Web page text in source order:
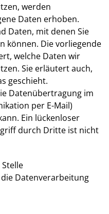
werden
Daten erhoben.
Daten, mit denen Sie
können. Die vorliegende
welche Daten wir
Sie erläutert auch,
geschieht.
Datenübertragung im
per E-Mail)
Ein lückenloser
durch Dritte ist nicht
Datenverarbeitung